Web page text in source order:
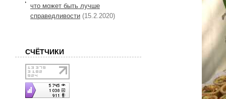
что может быть лучше
справедливости (15.2.2020)
СЧЁТЧИКИ